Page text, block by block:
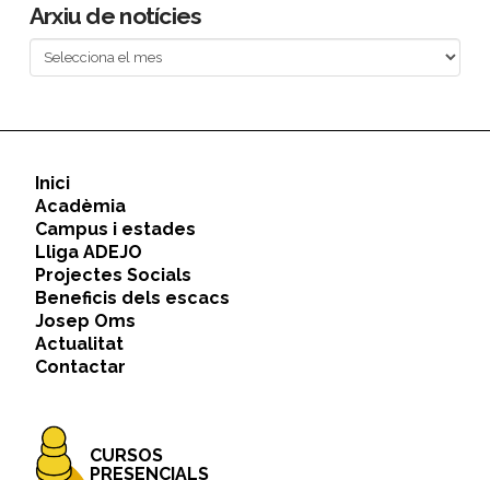
Arxiu de notícies
Arxiu
de
Inici
Acadèmia
Campus i estades
Lliga ADEJO
Projectes Socials
Beneficis dels escacs
Josep Oms
Actualitat
Contactar
CURSOS
PRESENCIALS